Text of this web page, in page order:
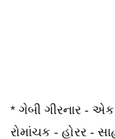
* ગેબી ગીરનાર -
રોમાંચક - હોરર -